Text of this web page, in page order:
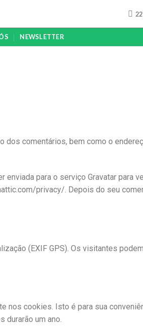
NEWSLETTER
dos comentários, bem como o
enviada para o serviço Gravatar para
privacy/. Depois do seu
(EXIF GPS). Os visitantes podem
nos cookies. Isto é para sua
durarão um ano.